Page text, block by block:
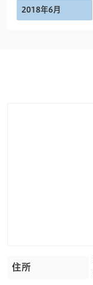
2018年6月
住所